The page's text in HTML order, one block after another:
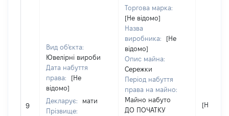
9
Вид об'єкта:
Ювелірні вироби
Дата набуття
права:
[Не
відомо]
Декларує:
мати
Прізвище:
Торгова марка:
[Не відомо]
Назва
виробника:
[Не
відомо]
Опис майна:
Сережки
Період набуття
права на майно:
Майно набуто
ДО ПОЧАТКУ
[Не